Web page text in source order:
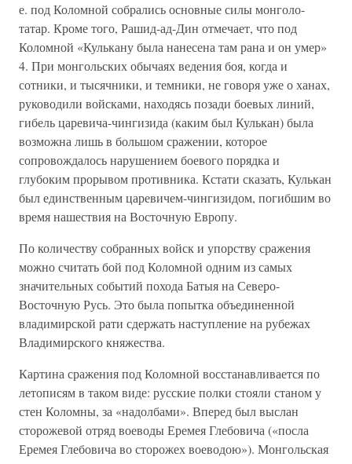
е. под Ко­ломной собрались основные силы монголо-
татар. Кроме того, Рашид-ад-Дин отмечает, что под
Коломной «Кулькану была нанесена там рана и он умер»
4. При монгольских обычаях ведения боя, когда и
сотники, и тысяч­ники, и темники, не говоря уже о ханах,
руководили войсками, находясь позади боевых линий,
гибель царевича-чингизида (каким был Кулькан) была
возможна лишь в большом сражении, которое
сопровождалось нару­шением боевого порядка и
глубоким прорывом противника. Кстати ска­зать, Кулькан
был единственным царевичем-чингизидом, погибшим во
время нашествия на Восточную Европу.
По количеству собранных войск и упорству сражения
можно считать бой под Коломной одним из самых
значительных событий похода Батыя на Северо-
Восточную Русь. Это была попытка объединенной
владимир­ской рати сдержать наступление на рубежах
Владимирского княжества.
Картина сражения под Коломной восстанавливается по
летописям в таком виде: русские полки стояли станом у
стен Коломны, за «надолбами». Вперед был выслан
сторожевой отряд воеводы Еремея Глебовича («посла
Еремея Глебовича во сторожех воеводою»). Монгольская